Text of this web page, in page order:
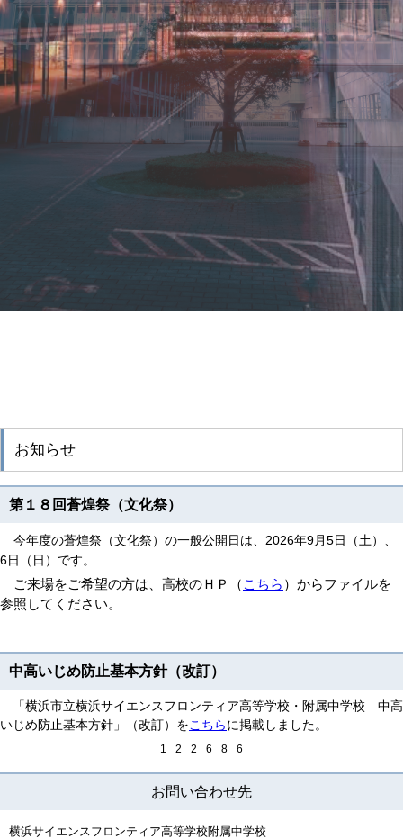
お知らせ
第１８回蒼煌祭（文化祭）
今年度の蒼煌祭（文化祭）の一般公開日は、2026年9月5日（土）、
6日（日）です。
ご来場をご希望の方は、高校のＨＰ（ こちら ）からファイルを
参照してください。
中高いじめ防止基本方針（改訂）
「横浜市立横浜サイエンスフロンティア高等学校・附属中学校 中高
いじめ防止基本方針」（改訂）をこちらに掲載しました。
1 2 2 6 8 6
お問い合わせ先
横浜サイエンスフロンティア高等学校附属中学校